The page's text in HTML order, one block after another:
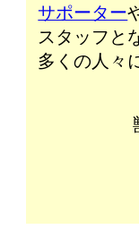
サポーター
スタッフと
多くの人々